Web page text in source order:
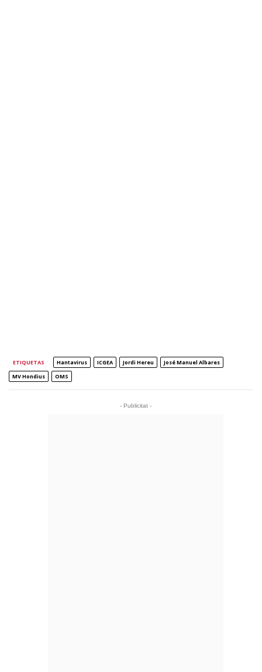
ETIQUETAS Hantavirus ICGEA Jordi Hereu
José Manuel Albares
MV Hondius
OMS
- Publicitat -